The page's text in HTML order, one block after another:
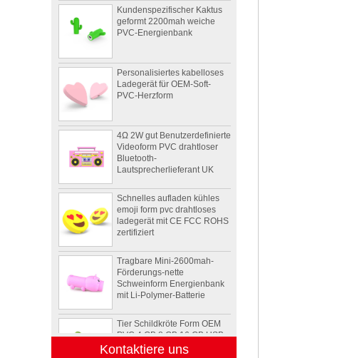
geformt 2200mah weiche
PVC-Energienbank
Ladegerät für OEM-Soft-
PVC-Herzform
Videoform PVC drahtloser
Bluetooth-
Lautsprecherlieferant UK
emoji form pvc drahtloses
ladegerät mit CE FCC ROHS
zertifiziert
Förderungs-nette
Schweinform Energienbank
mit Li-Polymer-Batterie
PVC 4 GB 8 GB 16 GB USB
2.0 Flash-Laufwerk Hersteller
Kontaktiere uns